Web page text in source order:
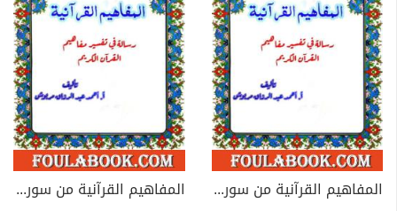
المفاهيم القرآنية من سورة الليل المفاهيم القرآنية من سورة العلق